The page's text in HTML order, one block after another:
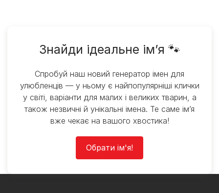
Знайди ідеальне ім’я 🐾
Спробуй наш новий генератор імен для
улюбленців — у ньому є найпопулярніші клички
у світі, варіанти для малих і великих тварин, а
також незвичні й унікальні імена. Те саме ім’я
вже чекає на вашого хвостика!
Обрати ім'я!